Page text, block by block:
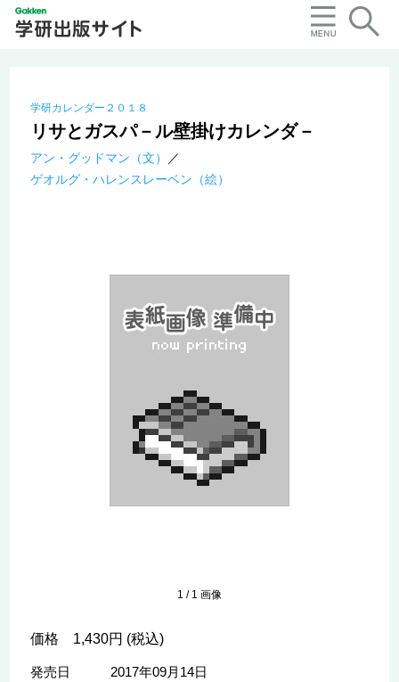
学研カレンダー２０１８
リサとガスパ－ル壁掛けカレンダ－
アン・グッドマン（文）
ゲオルグ・ハレンスレーベン（絵）
1 / 1 画像
価格 1,430円 (税込)
発売日
2017年09月14日